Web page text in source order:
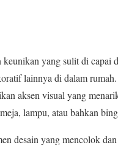
keunikan yang sulit di capai
lainnya di dalam
aksen visual yang
lampu, atau bahkan
desain yang mencolok